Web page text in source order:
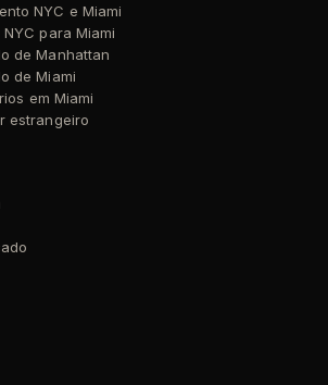
NYC e Miami
para Miami
de Manhattan
de Miami
em Miami
estrangeiro